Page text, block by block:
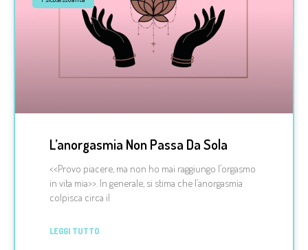
L’anorgasmia Non Passa Da Sola
<<Provo piacere, ma non ho mai raggiungo l’orgasmo
in vita mia>>. In generale, si stima che l’anorgasmia
colpisca circa il
LEGGI TUTTO